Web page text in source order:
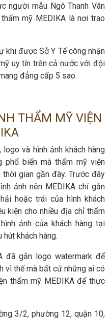
người mẫu Ngô Thanh Vân
mỹ MEDIKA là nơi trao
khi được Sở Y Tế công nhận
uy tín trên cả nước với đội
đẳng cấp 5 sao.
THẨM MỸ VIỆN
và hình ảnh khách hàng
phổ biến mà thẩm mỹ viện
gian gần đây. Trước đây
ảnh nên MEDIKA chỉ gắn
hoặc trái của hình khách
kiện cho nhiều địa chỉ thẩm
ảnh của khách hàng tại
hút khách hàng.
đã gắn logo watermark để
vì thế mà bất cứ những ai có
thẩm mỹ MEDIKA để thực
3/2, phường 12, quận 10,